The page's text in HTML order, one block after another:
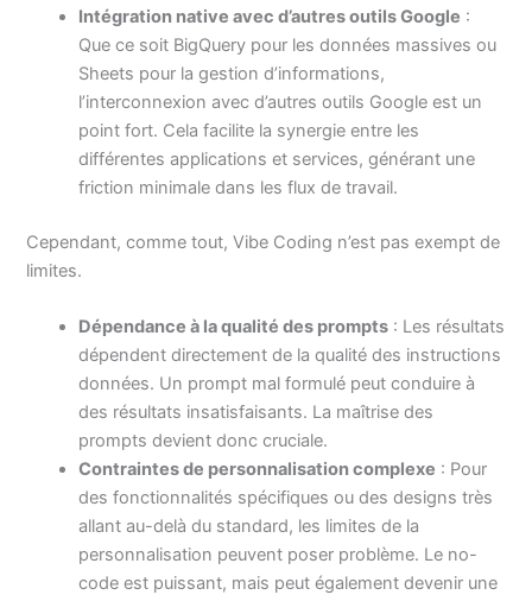
Intégration native avec d’autres outils Google :
Que ce soit BigQuery pour les données massives ou
Sheets pour la gestion d’informations,
l’interconnexion avec d’autres outils Google est un
point fort. Cela facilite la synergie entre les
différentes applications et services, générant une
friction minimale dans les flux de travail.
Cependant, comme tout, Vibe Coding n’est pas exempt de
limites.
Dépendance à la qualité des prompts : Les résultats
dépendent directement de la qualité des instructions
données. Un prompt mal formulé peut conduire à
des résultats insatisfaisants. La maîtrise des
prompts devient donc cruciale.
Contraintes de personnalisation complexe : Pour
des fonctionnalités spécifiques ou des designs très
allant au-delà du standard, les limites de la
personnalisation peuvent poser problème. Le no-
code est puissant, mais peut également devenir une